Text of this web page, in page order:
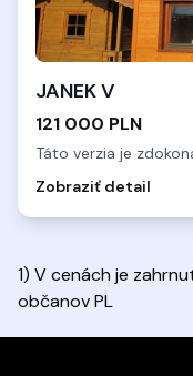
JANEK V
121 000 PLN
Zobraziť detail
1) V cenách je
občanov PL